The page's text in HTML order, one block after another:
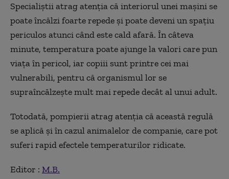
Specialiștii atrag atenția că interiorul unei mașini se
poate încălzi foarte repede și poate deveni un spațiu
periculos atunci când este cald afară. În câteva
minute, temperatura poate ajunge la valori care pun
viața în pericol, iar copiii sunt printre cei mai
vulnerabili, pentru că organismul lor se
supraîncălzește mult mai repede decât al unui adult.
Totodată, pompierii atrag atenția că această regulă
se aplică și în cazul animalelor de companie, care pot
suferi rapid efectele temperaturilor ridicate.
Editor : M.B.